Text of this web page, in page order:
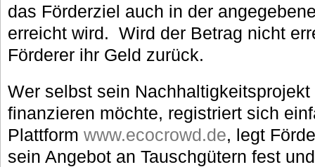
das Förderziel auch in der
erreicht wird. Wird der Betrag nicht
Förderer ihr Geld zurück.
Wer selbst sein
finanzieren möchte, registriert sich
Plattform www.ecocrowd.de, legt
sein Angebot an Tauschgütern fest